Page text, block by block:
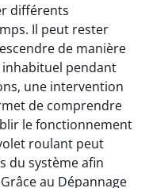
différents
Il peut rester
de manière
pendant
une intervention
de comprendre
le fonctionnement
roulant peut
du système afin
au Dépannage